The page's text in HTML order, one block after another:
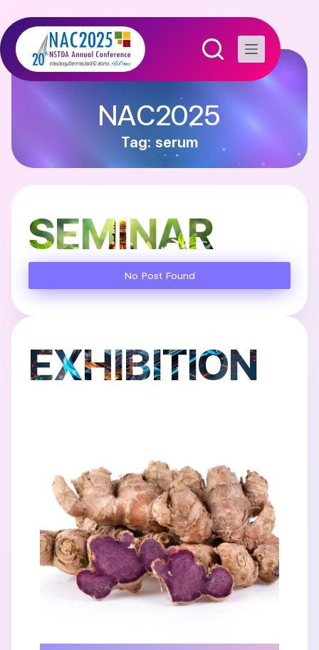
NAC2025
Tag: serum
SEMINAR
No Post Found
EXHIBITION